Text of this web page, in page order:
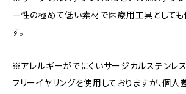
ー性の極めて低い素材で医療用工具としても
す。
※アレルギーがでにくいサージカルステンレ
フリーイヤリングを使用しておりますが、個人